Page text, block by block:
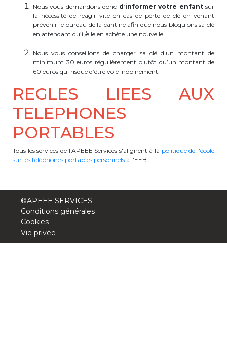
Nous vous demandons donc d ’informer votre enfantsur
la nécessité de réagir vite en cas de perte de clé en venant
prévenir le bureau de la cantine afin que nous bloquions sa clé
en attendant qu’il/elle en achète une nouvelle.
Nous vous conseillons de charger sa clé d'un montant de
minimum 30 euros régulièrement plutôt qu’un montant de
60 euros qui risque d’être volé inopinément.
REGLES LIEES AUX
TELEPHONES
PORTABLES
Tous les services de l'APEEE Services s'alignent à la politique de l'école
sur les téléphones portables personnels à l'EEB1.
©APEEE SERVICES
Conditions générales
Cookies
Vie privée